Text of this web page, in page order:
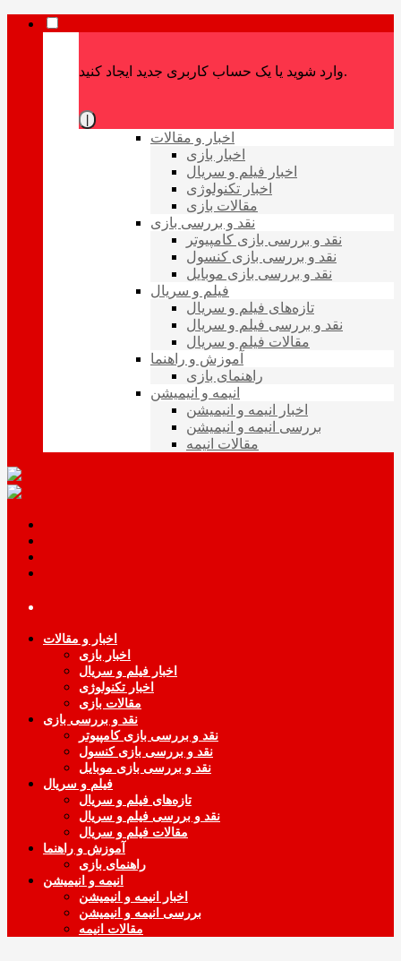
وارد شوید یا یک حساب کاربری جدید ایجاد کنید.
اخبار و مقالات
اخبار بازی
اخبار فیلم و سریال
اخبار تکنولوژی
مقالات بازی
نقد و بررسی بازی
نقد و بررسی بازی کامپیوتر
نقد و بررسی بازی کنسول
نقد و بررسی بازی موبایل
فیلم و سریال
تازه‌های فیلم و سریال
نقد و بررسی فیلم و سریال
مقالات فیلم و سریال
آموزش و راهنما
راهنمای بازی
انیمه و انیمیشن
اخبار انیمه و انیمیشن
بررسی انیمه و انیمیشن
مقالات انیمه
اخبار و مقالات
اخبار بازی
اخبار فیلم و سریال
اخبار تکنولوژی
مقالات بازی
نقد و بررسی بازی
نقد و بررسی بازی کامپیوتر
نقد و بررسی بازی کنسول
نقد و بررسی بازی موبایل
فیلم و سریال
تازه‌های فیلم و سریال
نقد و بررسی فیلم و سریال
مقالات فیلم و سریال
آموزش و راهنما
راهنمای بازی
انیمه و انیمیشن
اخبار انیمه و انیمیشن
بررسی انیمه و انیمیشن
مقالات انیمه